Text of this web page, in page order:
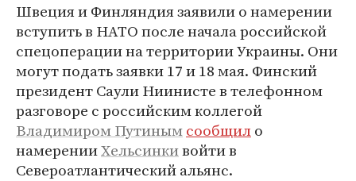
Швеция и Финляндия заявили о намерении
вступить в НАТО после начала российской
спецоперации на территории Украины. Они
могут подать заявки 17 и 18 мая. Финский
президент Саули Ниинисте в телефонном
разговоре с российским коллегой
Владимиром Путинымсообщило
намеренииХельсинкивойти в
Североатлантический альянс.